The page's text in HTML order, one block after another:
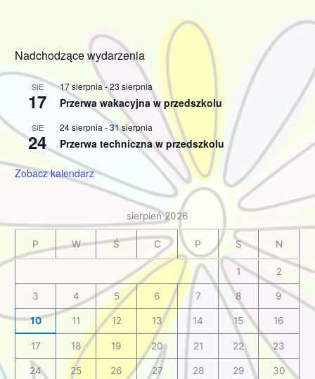
Nadchodzące wydarzenia
SIE
17
17 sierpnia-23 sierpnia
Przerwa wakacyjna w przedszkolu
SIE
24
24 sierpnia -31 sierpnia
Przerwa techniczna w przedszkolu
Zobacz kalendarz
sierpień 2026
P W Ś C P S N
1 2
3 4 5 6 7 8 9
10 11 12 13 14 15 16
17 18 19 20 21 22 23
24 25 26 27 28 29 30